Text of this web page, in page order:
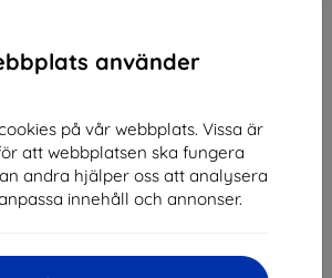
använder
på vår webbplats. Vissa är
att webbplatsen ska fungera
andra hjälper oss att analysera
innehåll och annonser.